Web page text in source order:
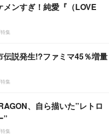
メンすぎ！純愛『（LOVE
集
伝説発生!?ファミマ45％増量
集
、自ら描いた”レトロ
”
集